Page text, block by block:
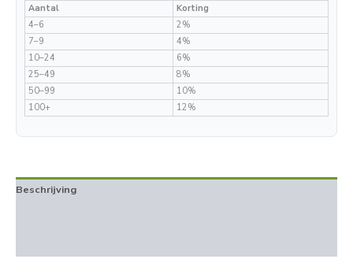
Aantal
Korting
4–6
2%
7–9
4%
10–24
6%
25–49
8%
50–99
10%
100+
12%
Beschrijving